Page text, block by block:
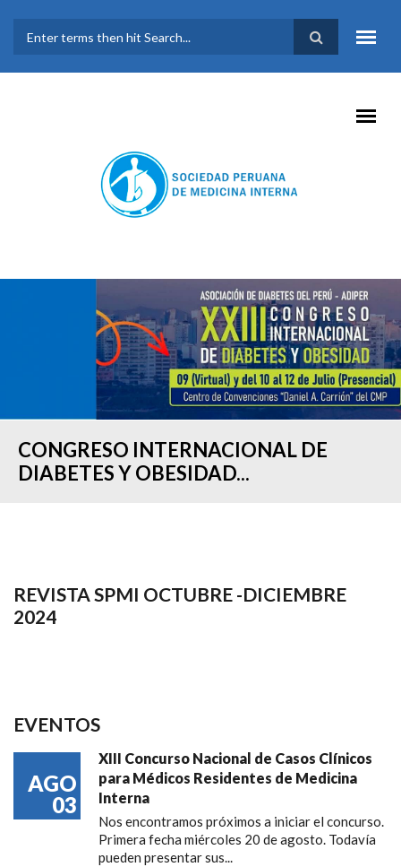
FORMULARIO DE
BÚSQUEDA
CONGRESO INTERNACIONAL DE
DIABETES Y OBESIDAD...
REVISTA SPMI OCTUBRE -DICIEMBRE
2024
EVENTOS
AGO
03
XIII Concurso Nacional de Casos Clínicos
para Médicos Residentes de Medicina
Interna
Nos encontramos próximos a iniciar el concurso.
Primera fecha miércoles 20 de agosto. Todavía
pueden presentar sus...